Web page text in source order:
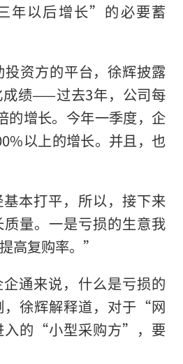
年以后增长”的必要蓄
投资方的平台，徐辉披露
成绩——过去3年，公司每
的增长。今年一季度，企
以上的增长。并且，也
本打平，所以，接下来
量。一是亏损的生意我
高复购率。”
通来说，什么是亏损的
，徐辉解释道，对于“网
的“小型采购方”，要